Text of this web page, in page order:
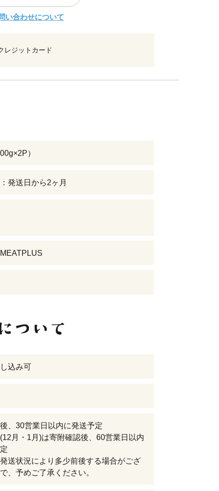
い合わせについて
レジットカード
）
発送日から2ヶ月
込み可
、30営業日以内に発送予定
月・1月)は寄附確認後、60営業日以内
送状況により多少前後する場合がござ
、予めご了承ください。